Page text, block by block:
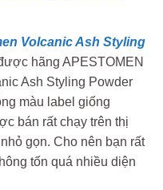
Volcanic Ash Styling
hãng APESTOMEN
Ash Styling Powder
màu label giống
bán rất chạy trên thị
gọn. Cho nên bạn rất
tốn quá nhiều diện